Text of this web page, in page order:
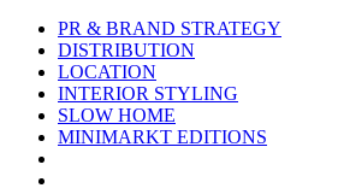
PR & BRAND STRATEGY
DISTRIBUTION
LOCATION
INTERIOR STYLING
SLOW HOME
MINIMARKT EDITIONS